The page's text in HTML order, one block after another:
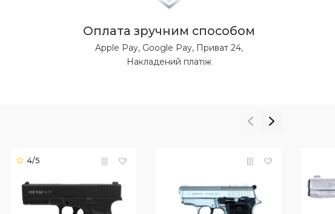
Оплата зручним способом
Apple Pay, Google Pay, Приват 24,
Накладений платіж
4/5